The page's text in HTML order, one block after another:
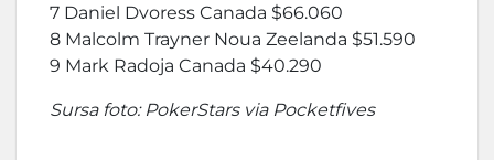
7 Daniel Dvoress Canada $66.060
8 Malcolm Trayner Noua Zeelanda $51.590
9 Mark Radoja Canada $40.290
Sursa foto: PokerStars via Pocketfives